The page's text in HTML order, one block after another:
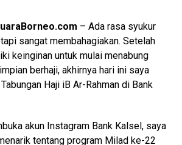
ini merupakan bagian dari komitmen
Program Pendidikan, sebagai
dana zakat, infak, dan
untuk memberikan manfaat nyata
membutuhkan, khususnya dalam
akses terhadap pendidikan.
para siswa(i) penerima manfaat
– Ada rasa syukur
sangat membahagiakan. Setelah
keinginan untuk mulai menabung
berhaji, akhirnya hari ini saya
Haji iB Ar-Rahman di Bank
akun Instagram Bank Kalsel, saya
tentang program Milad ke-22